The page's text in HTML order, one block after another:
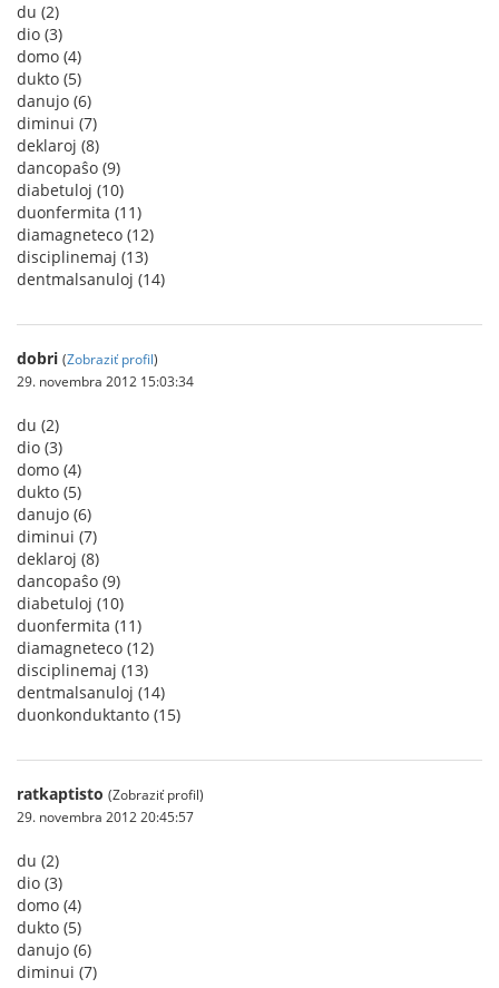
du (2)
dio (3)
domo (4)
dukto (5)
danujo (6)
diminui (7)
deklaroj (8)
dancopaŝo (9)
diabetuloj (10)
duonfermita (11)
diamagneteco (12)
disciplinemaj (13)
dentmalsanuloj (14)
dobri (Zobraziť profil)
29. novembra 2012 15:03:34
du (2)
dio (3)
domo (4)
dukto (5)
danujo (6)
diminui (7)
deklaroj (8)
dancopaŝo (9)
diabetuloj (10)
duonfermita (11)
diamagneteco (12)
disciplinemaj (13)
dentmalsanuloj (14)
duonkonduktanto (15)
ratkaptisto (Zobraziť profil)
29. novembra 2012 20:45:57
du (2)
dio (3)
domo (4)
dukto (5)
danujo (6)
diminui (7)